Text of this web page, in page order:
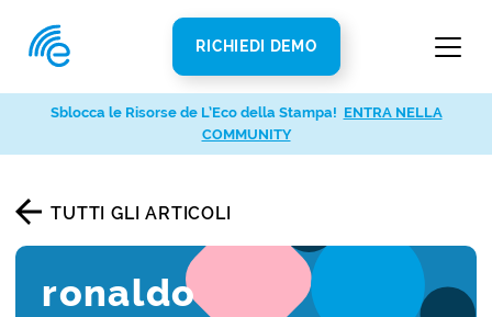
RICHIEDI DEMO
TUTTI GLI ARTICOLI
ronaldo
Sblocca le Risorse de L’Eco della Stampa! ENTRA NELLA
COMMUNITY